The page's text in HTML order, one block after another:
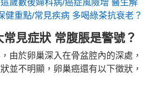
歲數後婦科病/癌症風險增 醫生解
健重點/常見疾病 多喝綠茶抗衰老？
見症狀 常腹脹是警號？
由於卵巢深入在骨盆腔內的深處，
並不明顯，卵巢癌還有以下徵狀，